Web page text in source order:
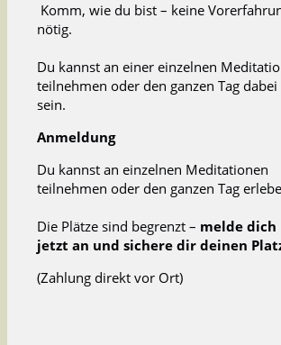
Komm, wie du bist – keine
nötig.
Du kannst an einer einzelnen
teilnehmen oder den ganzen Tag dabei
sein.
Anmeldung
Du kannst an einzelnen Meditationen
teilnehmen oder den ganzen Tag
Die Plätze sind begrenzt – melde dich
jetzt an und sichere dir deinen
(Zahlung direkt vor Ort)